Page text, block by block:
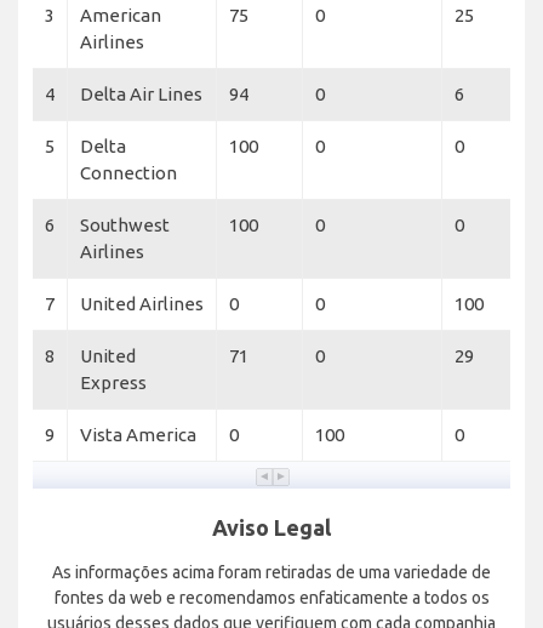
3
American
Airlines
75 0 25
4 Delta Air Lines 94 0 6
5
Delta
Connection
100 0 0
6
Southwest
Airlines
100 0 0
7 United Airlines 0 0 100
8
United
Express
71 0 29
9 Vista America 0 100 0
Aviso Legal
As informações acima foram retiradas de uma variedade de
fontes da web e recomendamos enfaticamente a todos os
usuários desses dados que verifiquem com cada companhia